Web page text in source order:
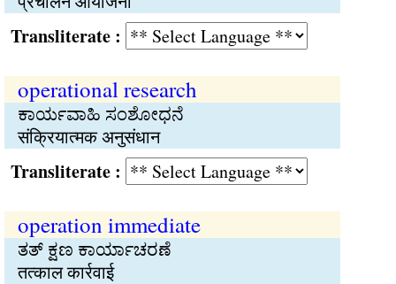
:
operational research
ಕಾರ್ಯವಾಹಿ ಸಂಶೋಧನೆ
संक्रियात्मक अनुसंधान
:
operation immediate
ತತ್ ಕ್ಷಣ ಕಾರ್ಯಾಚರಣೆ
तत्काल कार्रवाई